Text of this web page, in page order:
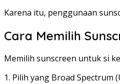
Karena itu, penggunaan
Cara Memilih
Memilih sunscreen untuk si
1. Pilih yang Broad Spectrum